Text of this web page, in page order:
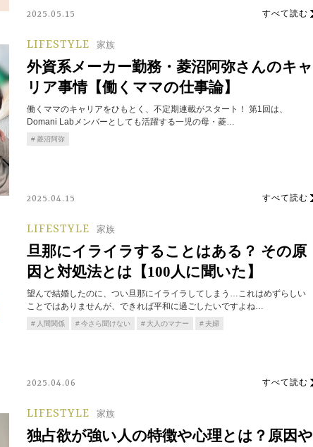
2025.05.15 すべて読む
LIFESTYLE 家族
外資系メーカー勤務・菱沼阿弥さんのキャ
リア事情【働くママの仕事論】
働くママのキャリアをひもとく、不定期連載がスタート！ 第1回は、
Domani Labメンバーとしても活躍する一児の母・菱…
菱沼阿弥
2025.04.15 すべて読む
LIFESTYLE 家族
旦那にイライラすることはある？ その原
因と対処法とは【100人に聞いた】
望んで結婚したのに、つい旦那にイライラしてしまう…これはめずらしい
ことではありませんが、できれば平和に過ごしたいですよね…
人間関係 今さら聞けない 大人のマナー 夫婦
2025.04.06 すべて読む
LIFESTYLE 家族
独占欲が強い人の特徴や心理とは？原因や